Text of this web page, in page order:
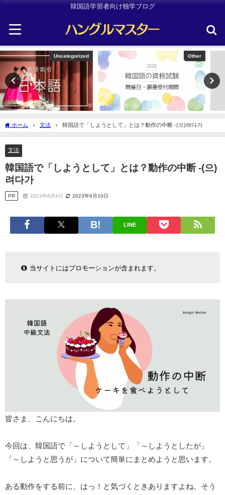
韓国語学習者向け独学ブログ
Other 韓国旅行
ホーム 文法 韓国語で「しようとして」とは？動作の中断 -(으)려다가
文法
韓国語で「しようとして」とは？動作の中断 -(으)
려다가
PR 2023年6月4日 2023年6月10日
LINE
当サイトにはプロモーションが含まれます。
皆さま、こんにちは。
今回は、韓国語で「～しようとして」「～しようとしたが」
「～しようと思うが」について簡単にまとめようと思います。
ある動作をする前に、はっ！と気づくときありますよね。そう